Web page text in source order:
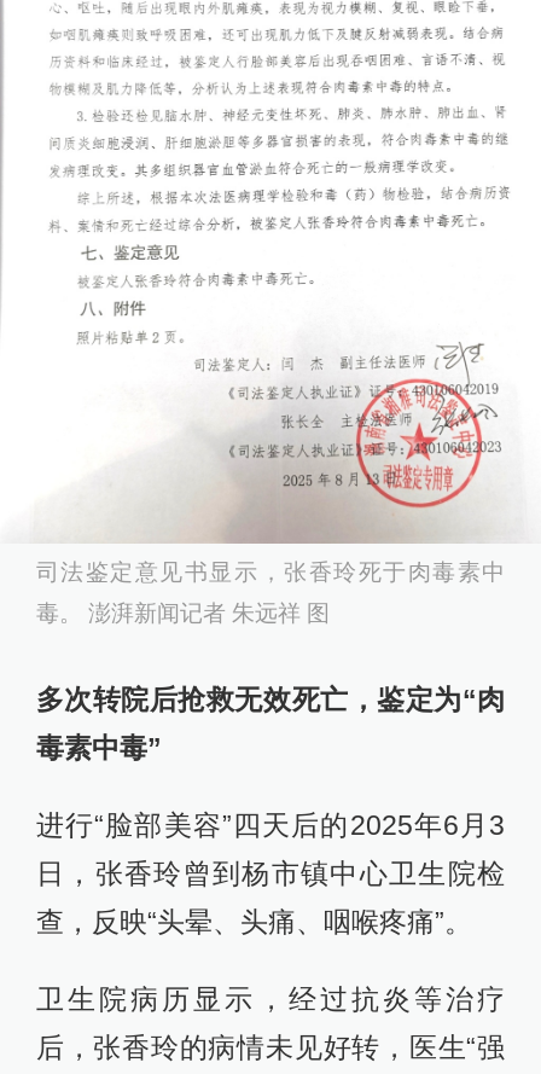
司法鉴定意见书显示，张香玲死于肉毒素中
毒。 澎湃新闻记者 朱远祥 图
多次转院后抢救无效死亡，鉴定为“肉
毒素中毒”
进行“脸部美容”四天后的2025年6月3
日，张香玲曾到杨市镇中心卫生院检
查，反映“头晕、头痛、咽喉疼痛”。
卫生院病历显示，经过抗炎等治疗
后，张香玲的病情未见好转，医生“强